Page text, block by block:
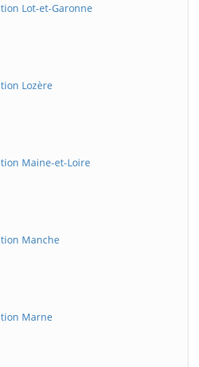
Lot-et-Garonne
Lozère
Maine-et-Loire
Manche
Marne